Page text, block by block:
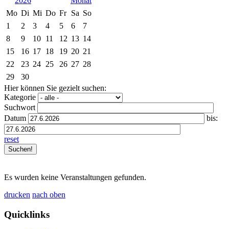
Mo Di Mi Do Fr Sa So
1
2 3 4 5 6
7
8
9 10 11 12 13 14
15
16 17 18 19 20 21
22
23 24 25 26 27 28
29
30
Hier können Sie gezielt suchen:
Kategorie
Suchwort
Datum
bis:
reset
Es wurden keine Veranstaltungen gefunden.
drucken nach oben
Quicklinks